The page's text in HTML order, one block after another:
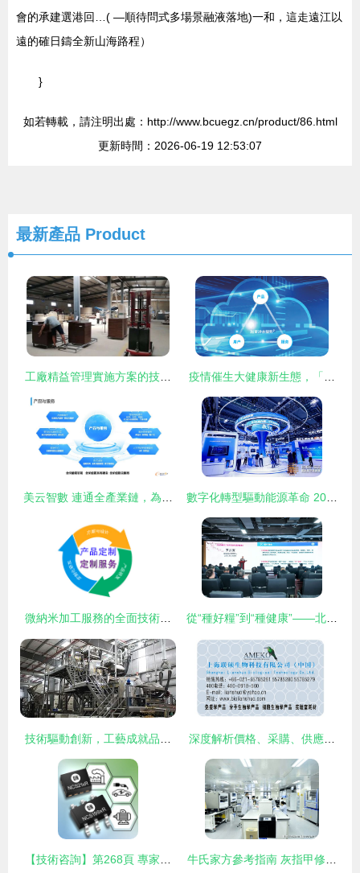
會的承建選港回…( —順待問式多場景融液落地)一和，這走遠江以
遠的確日鑄全新山海路程）
}
如若轉載，請注明出處：http://www.bcuegz.cn/product/86.html
更新時間：2026-06-19 12:53:07
最新產品 Product
工廠精益管理實施方案的技術服務體系疫情催生大健康新生態，「溢家
美云智數 連通全產業鏈，為企業數字化轉型賦能數字化轉型驅動能源革命 2024國
微納米加工服務的全面技術開發與生產咨詢——賦能未來精密制造
從“種好糧”到“種健康”——北京平
技術驅動創新，工藝成就品質 ——臨安阿康食品專訪 匠心打造中國
深度解析價格、采購、供應商信
【技術咨詢】第268頁 專家詳解智能制造與數字化轉型風險
牛氏家方參考指南 灰指甲修復產